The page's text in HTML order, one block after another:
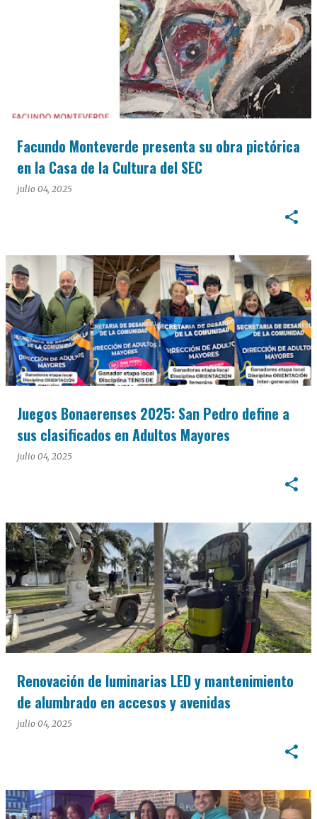
Facundo Monteverde presenta su obra pictórica
en la Casa de la Cultura del SEC
julio 04, 2025
Juegos Bonaerenses 2025: San Pedro define a
sus clasificados en Adultos Mayores
julio 04, 2025
Renovación de luminarias LED y mantenimiento
de alumbrado en accesos y avenidas
julio 04, 2025